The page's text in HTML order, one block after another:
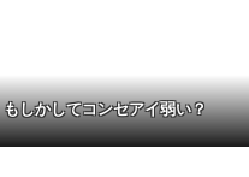
しかしてコンセアイ弱い？